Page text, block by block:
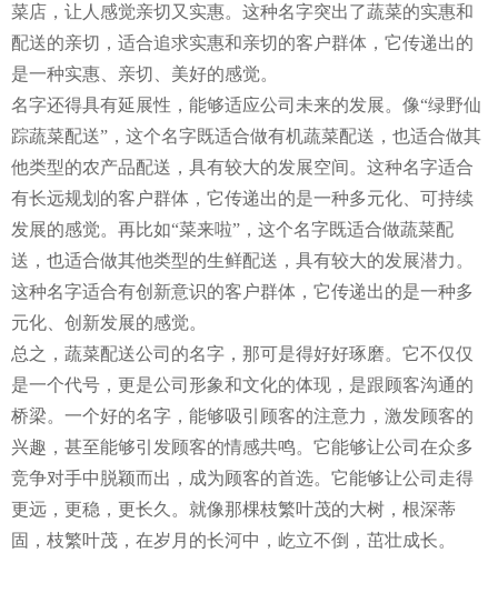
菜店，让人感觉亲切又实惠。这种名字突出了蔬菜的实惠和
配送的亲切，适合追求实惠和亲切的客户群体，它传递出的
是一种实惠、亲切、美好的感觉。
名字还得具有延展性，能够适应公司未来的发展。像“绿野仙
踪蔬菜配送”，这个名字既适合做有机蔬菜配送，也适合做其
他类型的农产品配送，具有较大的发展空间。这种名字适合
有长远规划的客户群体，它传递出的是一种多元化、可持续
发展的感觉。再比如“菜来啦”，这个名字既适合做蔬菜配
送，也适合做其他类型的生鲜配送，具有较大的发展潜力。
这种名字适合有创新意识的客户群体，它传递出的是一种多
元化、创新发展的感觉。
总之，蔬菜配送公司的名字，那可是得好好琢磨。它不仅仅
是一个代号，更是公司形象和文化的体现，是跟顾客沟通的
桥梁。一个好的名字，能够吸引顾客的注意力，激发顾客的
兴趣，甚至能够引发顾客的情感共鸣。它能够让公司在众多
竞争对手中脱颖而出，成为顾客的首选。它能够让公司走得
更远，更稳，更长久。就像那棵枝繁叶茂的大树，根深蒂
固，枝繁叶茂，在岁月的长河中，屹立不倒，茁壮成长。